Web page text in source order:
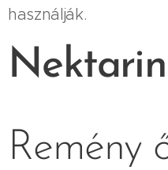
használják.
Remény